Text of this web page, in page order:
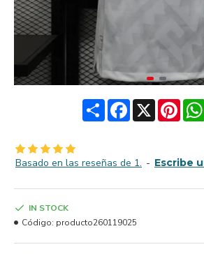
ShareFacebook
X
Basado en las reseñas de 1. - Escribe
IN STOCK
Código: producto260119025